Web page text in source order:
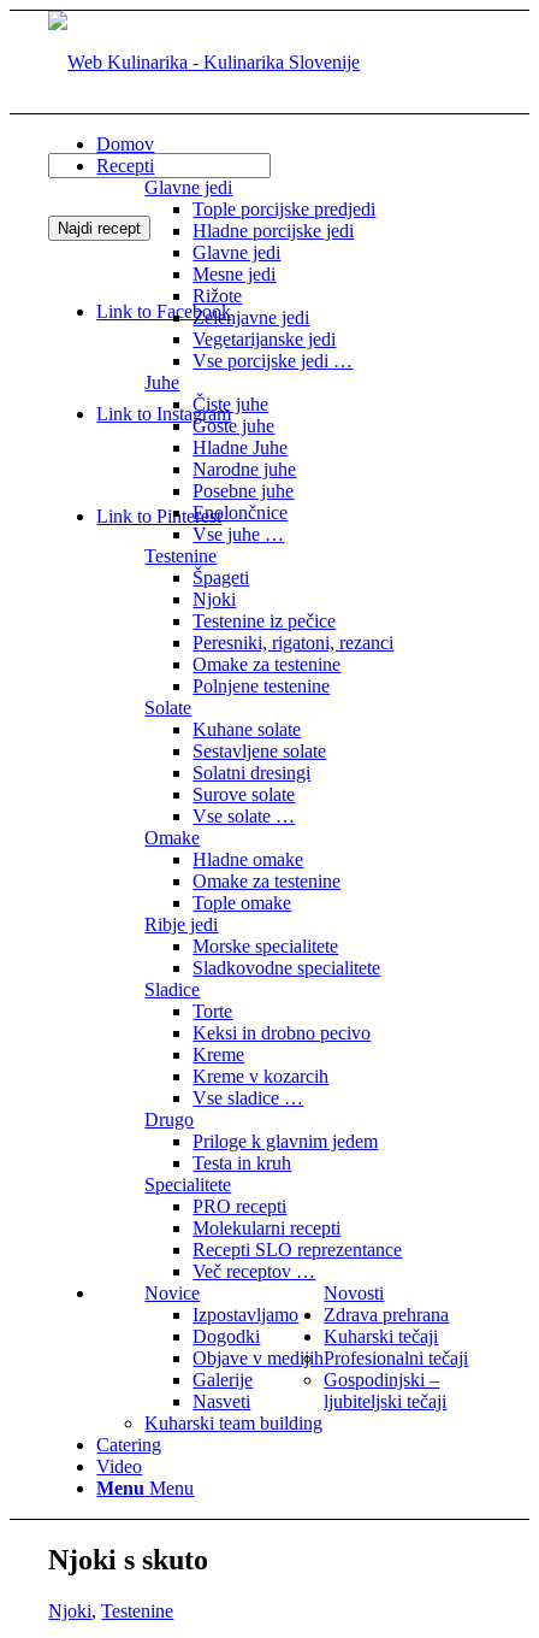
Link to Facebook
Link to Instagram
Link to Pinterest
Domov
Recepti
Glavne jedi
Tople porcijske predjedi
Hladne porcijske jedi
Glavne jedi
Mesne jedi
Rižote
Zelenjavne jedi
Vegetarijanske jedi
Vse porcijske jedi …
Juhe
Čiste juhe
Goste juhe
Hladne Juhe
Narodne juhe
Posebne juhe
Enolončnice
Vse juhe …
Testenine
Špageti
Njoki
Testenine iz pečice
Peresniki, rigatoni, rezanci
Omake za testenine
Polnjene testenine
Solate
Kuhane solate
Sestavljene solate
Solatni dresingi
Surove solate
Vse solate …
Omake
Hladne omake
Omake za testenine
Tople omake
Ribje jedi
Morske specialitete
Sladkovodne specialitete
Sladice
Torte
Keksi in drobno pecivo
Kreme
Kreme v kozarcih
Vse sladice …
Drugo
Priloge k glavnim jedem
Testa in kruh
Specialitete
PRO recepti
Molekularni recepti
Recepti SLO reprezentance
Več receptov …
Novosti
Novice
Izpostavljamo
Dogodki
Objave v medijih
Galerije
Nasveti
Zdrava prehrana
Kuharski tečaji
Profesionalni tečaji
Gospodinjski –
ljubiteljski tečaji
Kuharski team building
Catering
Video
Menu Menu
Njoki s skuto
Njoki,Testenine